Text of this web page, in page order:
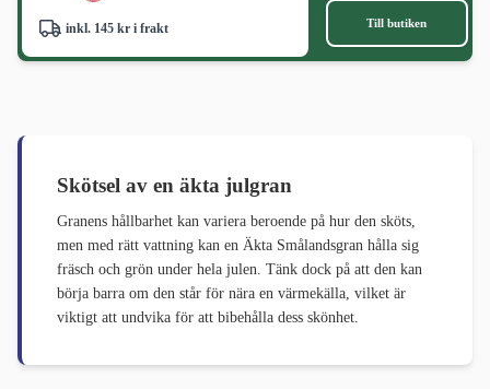
inkl. 145 kr i frakt Till butiken
Skötsel av en äkta julgran
Granens hållbarhet kan variera beroende på hur den sköts,
men med rätt vattning kan en Äkta Smålandsgran hålla sig
fräsch och grön under hela julen. Tänk dock på att den kan
börja barra om den står för nära en värmekälla, vilket är
viktigt att undvika för att bibehålla dess skönhet.